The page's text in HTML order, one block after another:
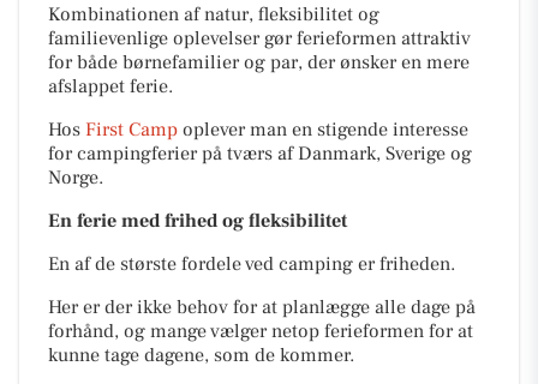
Kombinationen af natur, fleksibilitet og
familievenlige oplevelser gør ferieformen attraktiv
for både børnefamilier og par, der ønsker en mere
afslappet ferie.
Hos First Camp oplever man en stigende interesse
for campingferier på tværs af Danmark, Sverige og
Norge.
En ferie med frihed og fleksibilitet
En af de største fordele ved camping er friheden.
Her er der ikke behov for at planlægge alle dage på
forhånd, og mange vælger netop ferieformen for at
kunne tage dagene, som de kommer.